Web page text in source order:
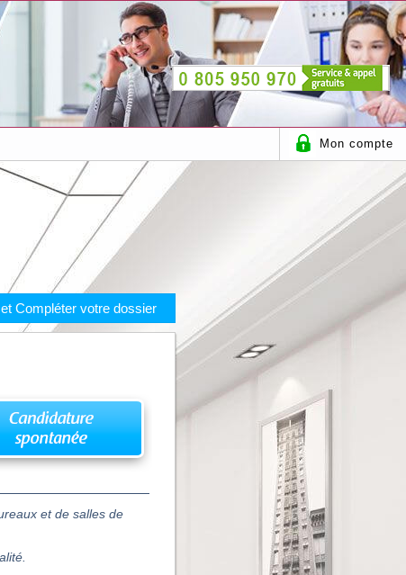
Mon compte
Compléter votre dossier
et de salles de